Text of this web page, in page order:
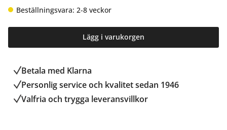
Beställningsvara: 2-8 veckor
Lägg i varukorgen
Betala med Klarna
Personlig service och kvalitet sedan 1946
Valfria och trygga leveransvillkor